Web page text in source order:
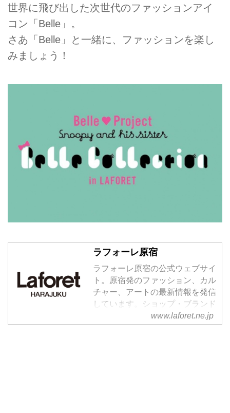
世界に飛び出した次世代のファッションアイ
コン「Belle」。
さあ「Belle」と一緒に、ファッションを楽し
みましょう！
ラフォーレ原宿
ラフォーレ原宿の公式ウェブサイ
ト。原宿発のファッション、カル
チャー、アートの最新情報を発信
しています。ショップ・ブランド
検索、フロアガイドもご覧いただ
けます。
www.laforet.ne.jp